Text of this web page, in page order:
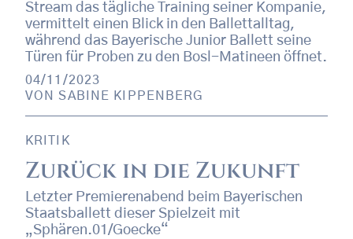
Stream das tägliche Training seiner Kompanie,
vermittelt einen Blick in den Ballettalltag,
während das Bayerische Junior Ballett seine
Türen für Proben zu den Bosl-Matineen öffnet.
04/11/2023
VON SABINE KIPPENBERG
KRITIK
Zurück in die Zukunft
Letzter Premierenabend beim Bayerischen
Staatsballett dieser Spielzeit mit
„Sphären.01/Goecke“